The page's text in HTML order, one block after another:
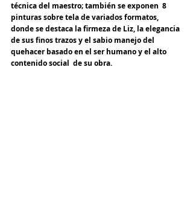
técnica del maestro; también se exponen  8
pinturas sobre tela de variados formatos,
donde se destaca la firmeza de Liz, la elegancia
de sus finos trazos y el sabio manejo del
quehacer basado en el ser humano y el alto
contenido social  de su obra.